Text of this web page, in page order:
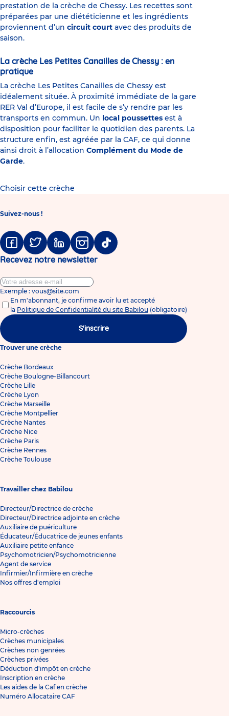
prestation de la crèche de Chessy. Les recettes sont
préparées par une diététicienne et les ingrédients
proviennent d’un circuit court avec des produits de
saison.
La crèche Les Petites Canailles de Chessy : en
pratique
La crèche Les Petites Canailles de Chessy est
idéalement située. À proximité immédiate de la gare
RER Val d’Europe, il est facile de s’y rendre par les
transports en commun. Un local poussettes est à
disposition pour faciliter le quotidien des parents. La
structure enfin, est agréée par la CAF, ce qui donne
ainsi droit à l’allocation Complément du Mode de
Garde.
Choisir cette crèche
Suivez-nous !
FacebookTwitter LinkedinInstagramTiktok
Recevez notre newsletter
Exemple : vous@site.com
En m'abonnant, je confirme avoir lu et accepté
la Politique de Confidentialité du site Babilou (obligatoire)
S'inscrire
Trouver une crèche
Crèche Bordeaux
Crèche Boulogne-Billancourt
Crèche Lille
Crèche Lyon
Crèche Marseille
Crèche Montpellier
Crèche Nantes
Crèche Nice
Crèche Paris
Crèche Rennes
Crèche Toulouse
Travailler chez Babilou
Directeur/Directrice de crèche
Directeur/Directrice adjointe en crèche
Auxiliaire de puériculture
Éducateur/Éducatrice de jeunes enfants
Auxiliaire petite enfance
Psychomotricien/Psychomotricienne
Agent de service
Infirmier/Infirmière en crèche
Nos offres d'emploi
Raccourcis
Micro-crèches
Crèches municipales
Crèches non genrées
Crèches privées
Déduction d'impôt en crèche
Inscription en crèche
Les aides de la Caf en crèche
Numéro Allocataire CAF